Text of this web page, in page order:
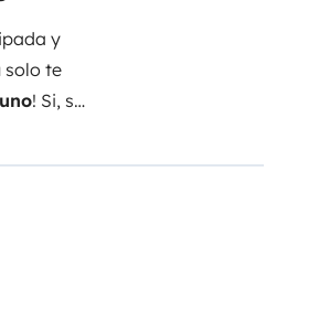
y
solo te
! Si, si,
y
el mar,